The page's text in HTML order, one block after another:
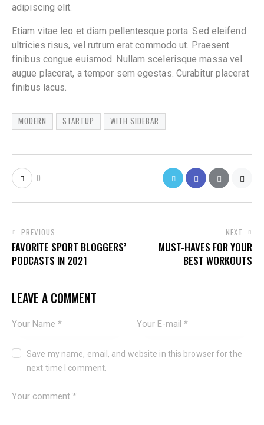
adipiscing elit.
Etiam vitae leo et diam pellentesque porta. Sed eleifend
ultricies risus, vel rutrum erat commodo ut. Praesent
finibus congue euismod. Nullam scelerisque massa vel
augue placerat, a tempor sem egestas. Curabitur placerat
finibus lacus.
MODERN STARTUP WITH SIDEBAR
0
PREVIOUS
FAVORITE SPORT BLOGGERS’
PODCASTS IN 2021
NEXT
MUST-HAVES FOR YOUR
BEST WORKOUTS
LEAVE A COMMENT
Save my name, email, and website in this browser for the
next time I comment.